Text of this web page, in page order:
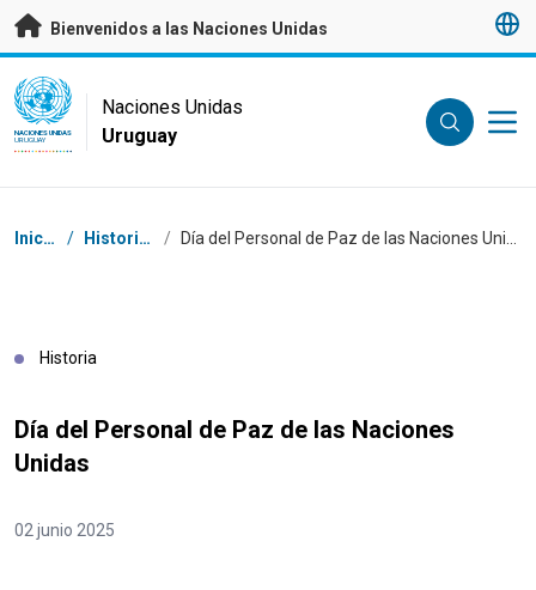
Saltar a contenido principal
Bienvenidos a las Naciones Unidas
UN Logo
NACIONES UNIDAS
URUGUAY
Naciones Unidas
Uruguay
Coordenadas dentro de la ruta de navegación
Inicio / Historias /
Historia
Día del Personal de Paz de las Naciones
Unidas
02 junio 2025